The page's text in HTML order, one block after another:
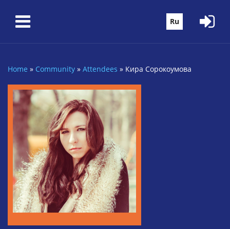
Ru
You are here
Home » Community » Attendees » Кира Сорокоумова